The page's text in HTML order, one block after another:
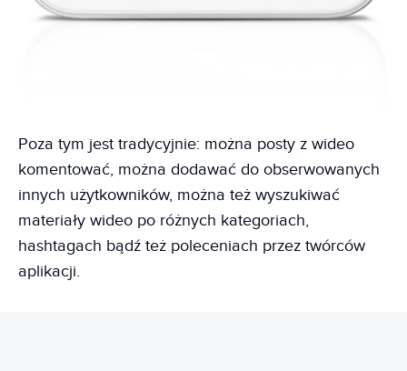
Poza tym jest tradycyjnie: można posty z wideo
komentować, można dodawać do obserwowanych
innych użytkowników, można też wyszukiwać
materiały wideo po różnych kategoriach,
hashtagach bądź też poleceniach przez twórców
aplikacji.